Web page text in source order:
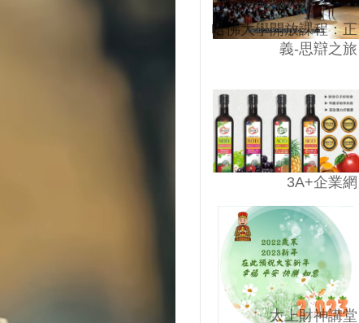
哈佛大學開放課程：正
義-思辯之旅
3A+企業網
太上財神講堂